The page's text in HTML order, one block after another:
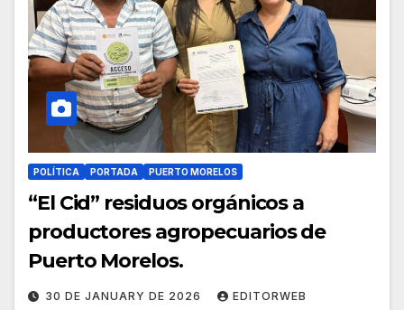
POLÍTICA PORTADA PUERTO MORELOS
“El Cid” residuos orgánicos a
productores agropecuarios de
Puerto Morelos.
30 DE JANUARY DE 2026 EDITORWEB